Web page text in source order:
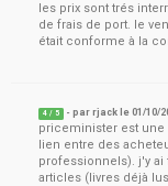
les prix sont trés
de frais de port. le
était conforme à la
4 / 5 - parrjack le01/10/
priceminister est
lien entre des
professionnels). j'y ai
articles (livres déjà